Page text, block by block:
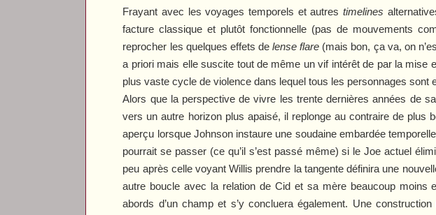
Frayant avec les voyages temporels et autres timelines
facture classique et plutôt fonctionnelle (pas de mouvements
reprocher les quelques effets delense flare (mais bon, ça va, on
a priori mais elle suscite tout de même un vif intérêt de par la mise
plus vaste cycle de violence dans lequel tous les personnages sont
Alors que la perspective de vivre les trente dernières années de
vers un autre horizon plus apaisé, il replonge au contraire de plus
aperçu lorsque Johnson instaure une soudaine embardée
pourrait se passer (ce qu’il s’est passé même) si le Joe actuel
peu après celle voyant Willis prendre la tangente définira une
autre boucle avec la relation de Cid et sa mère beaucoup moins
abords d’un champ et s’y concluera également. Une